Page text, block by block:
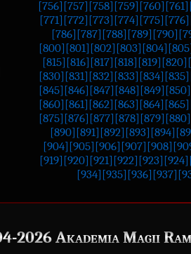
[756] [757] [758] [759] [760] [761]
[771] [772] [773] [774] [775] [776]
[786] [787] [788] [789] [790]
[800] [801] [802] [803] [804]
[815] [816] [817] [818] [819] [820]
[830] [831] [832] [833] [834] [835]
[845] [846] [847] [848] [849] [850]
[860] [861] [862] [863] [864] [865]
[875] [876] [877] [878] [879] [880]
[890] [891] [892] [893] [894]
[904] [905] [906] [907] [908]
[919] [920] [921] [922] [923] [924]
[934] [935] [936] [937]
2026 Akademia Magii